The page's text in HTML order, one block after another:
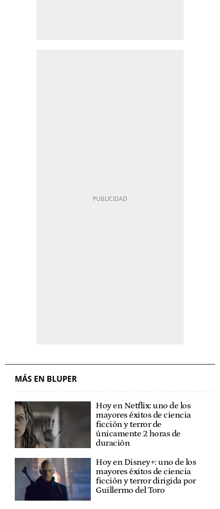
MÁS EN BLUPER
Hoy en Netflix: uno de los
mayores éxitos de ciencia
ficción y terror de
únicamente 2 horas de
duración
Hoy en Disney+: uno de los
mayores éxitos de ciencia
ficción y terror dirigida por
Guillermo del Toro